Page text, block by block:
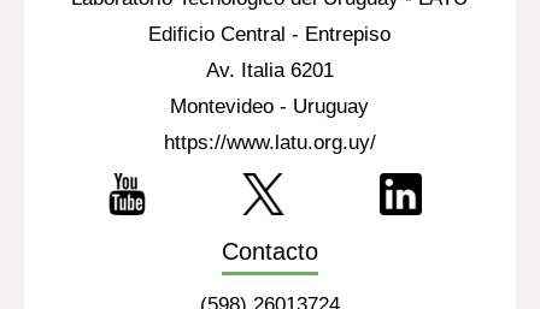
Por página:
25 50 100 200
Dirección
Laboratorio Tecnológico del Uruguay - LATU
Edificio Central - Entrepiso
Av. Italia 6201
Montevideo - Uruguay
https://www.latu.org.uy/